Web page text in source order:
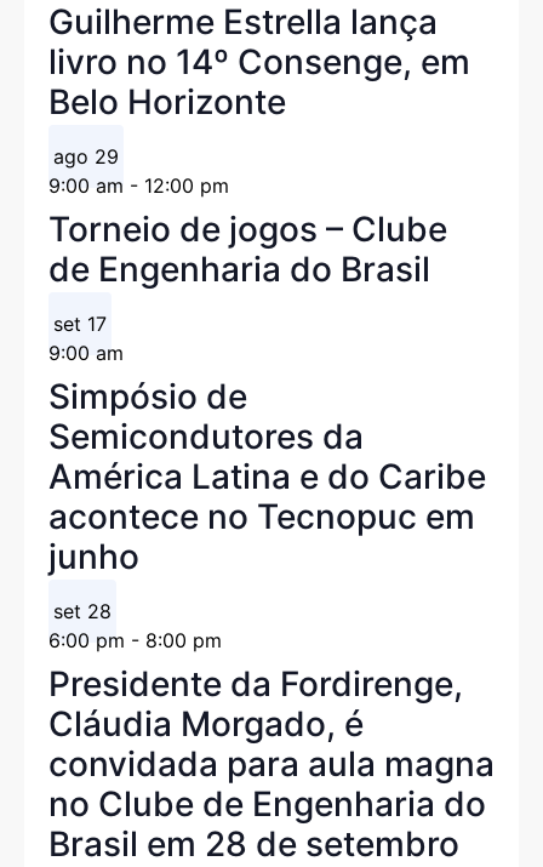
Guilherme Estrella lança
livro no 14º Consenge, em
Belo Horizonte
ago 29
9:00 am - 12:00 pm
Torneio de jogos – Clube
de Engenharia do Brasil
set 17
9:00 am
Simpósio de
Semicondutores da
América Latina e do Caribe
acontece no Tecnopuc em
junho
set 28
6:00 pm - 8:00 pm
Presidente da Fordirenge,
Cláudia Morgado, é
convidada para aula magna
no Clube de Engenharia do
Brasil em 28 de setembro